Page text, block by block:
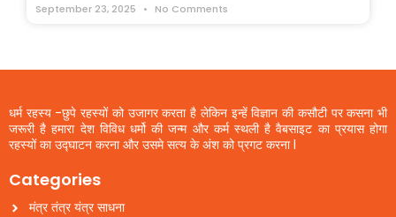
September 23, 2025 No Comments
धर्म रहस्य -छुपे रहस्यों को उजागर करता है लेकिन इन्हें विज्ञान की कसौटी पर कसना भी
जरूरी है हमारा देश विविध धर्मो की जन्म और कर्म स्थली है वैबसाइट का प्रयास होगा
रहस्यों का उद्घाटन करना और उसमे सत्य के अंश को प्रगट करना l
Categories
मंत्र तंत्र यंत्र साधना